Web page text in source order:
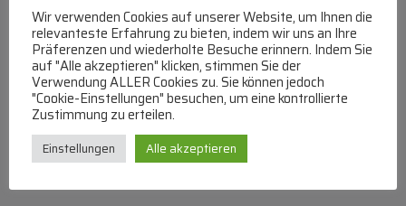
aufnehmen
(MO-DO 8-17, FR 8-15 Uhr,+43 1 267 67 60)
Bei uns können Sie bezahlen per:
Überweisung
PayPal
MasterCard
Wir verwenden Cookies auf unserer Website, um Ihnen die
relevanteste Erfahrung zu bieten, indem wir uns an Ihre
Präferenzen und wiederholte Besuche erinnern. Indem Sie
auf "Alle akzeptieren" klicken, stimmen Sie der
Verwendung ALLER Cookies zu. Sie können jedoch
"Cookie-Einstellungen" besuchen, um eine kontrollierte
Zustimmung zu erteilen.
Einstellungen Alle akzeptieren